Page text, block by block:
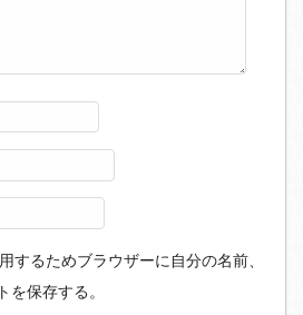
するためブラウザーに自分の名前、
を保存する。